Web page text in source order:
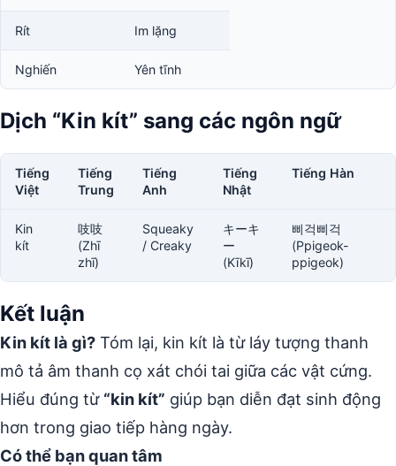
Rít Im lặng
Nghiến Yên tĩnh
Dịch “Kin kít” sang các ngôn ngữ
Tiếng
Việt
Tiếng
Trung
Tiếng
Anh
Tiếng
Nhật
Tiếng Hàn
Kin
kít
吱吱
(Zhī
zhī)
Squeaky
/ Creaky
キーキ
ー
(Kīkī)
삐걱삐걱
(Ppigeok-
ppigeok)
Kết luận
Kin kít là gì? Tóm lại, kin kít là từ láy tượng thanh
mô tả âm thanh cọ xát chói tai giữa các vật cứng.
Hiểu đúng từ “kin kít” giúp bạn diễn đạt sinh động
hơn trong giao tiếp hàng ngày.
Có thể bạn quan tâm